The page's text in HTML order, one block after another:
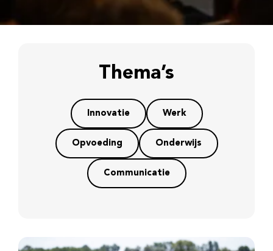
Thema’s
Innovatie Werk
Opvoeding Onderwijs
Communicatie